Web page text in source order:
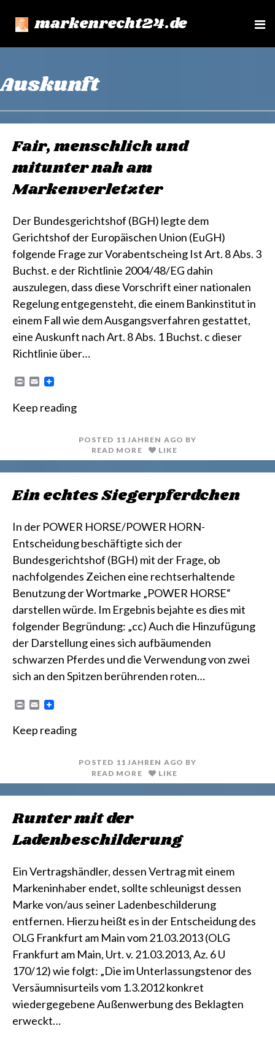
markenrecht24.de
e
Auskunft
Fair, menschlich und
mitunter nah am
Markenverletzter
Der Bundesgerichtshof (BGH) legte dem
Gerichtshof der Europäischen Union (EuGH)
folgende Frage zur Vorabentscheing Ist Art. 8 Abs. 3
Buchst. e der Richtlinie 2004/48/EG dahin
auszulegen, dass diese Vorschrift einer nationalen
Regelung entgegensteht, die einem Bankinstitut in
einem Fall wie dem Ausgangsverfahren gestattet,
eine Auskunft nach Art. 8 Abs. 1 Buchst. c dieser
Richtlinie über…
n
E
i
Keep reading
POSTED 11 JAHREN AGO BY
READ MORE
LIKE
Ein echtes Siegerpferdchen
In der POWER HORSE/POWER HORN-
Entscheidung beschäftigte sich der
Bundesgerichtshof (BGH) mit der Frage, ob
nachfolgendes Zeichen eine rechtserhaltende
Benutzung der Wortmarke „POWER HORSE“
darstellen würde. Im Ergebnis bejahte es dies mit
folgender Begründung: „cc) Auch die Hinzufügung
der Darstellung eines sich aufbäumenden
schwarzen Pferdes und die Verwendung von zwei
sich an den Spitzen berührenden roten…
P
n
E
i
Keep reading
POSTED 11 JAHREN AGO BY
READ MORE
LIKE
Runter mit der
Ladenbeschilderung
Ein Vertragshändler, dessen Vertrag mit einem
Markeninhaber endet, sollte schleunigst dessen
Marke von/aus seiner Ladenbeschilderung
entfernen. Hierzu heißt es in der Entscheidung des
OLG Frankfurt am Main vom 21.03.2013 (OLG
Frankfurt am Main, Urt. v. 21.03.2013, Az. 6 U
170/12) wie folgt: „Die im Unterlassungstenor des
Versäumnisurteils vom 1.3.2012 konkret
wiedergegebene Außenwerbung des Beklagten
erweckt…